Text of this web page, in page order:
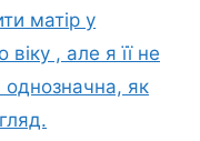
матір у
, але я її не
однозначна, як